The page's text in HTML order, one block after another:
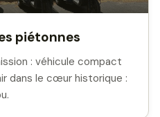
piétonnes
: véhicule compact
dans le cœur historique :